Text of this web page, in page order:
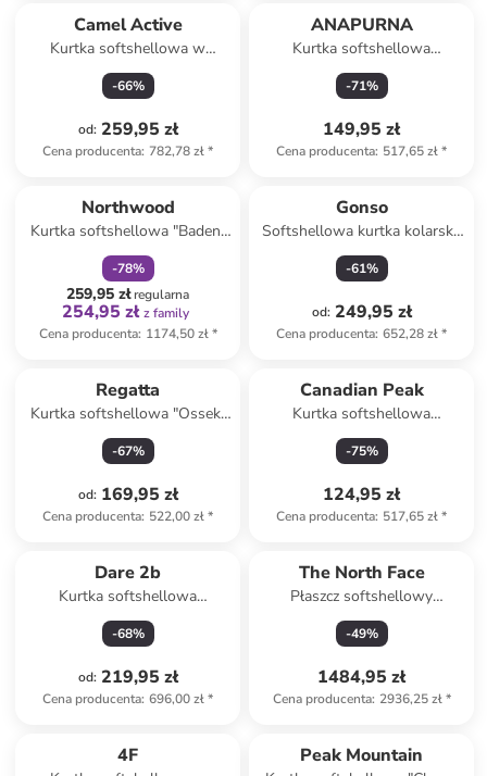
Camel Active
Kurtka softshellowa w
kolorze limonkowym
-66%
od: 259,95 zł
Cena producenta: 782,78 zł*
ANAPURNA
Kurtka softshellowa
"Tamigolorana" w kolorze
beżowym
-71%
149,95 zł
Cena producenta: 517,65 zł*
Northwood
Kurtka softshellowa "Baden"
w kolorze granatowym
-78%
259,95 złregularna
254,95 zł z family
Cena producenta: 1174,50 zł*
Gonso
Softshellowa kurtka kolarska
w kolorze białym
-61%
od: 249,95 zł
Cena producenta: 652,28 zł*
Regatta
Kurtka softshellowa "Ossek"
w kolorze zielonym
-67%
od: 169,95 zł
Cena producenta: 522,00 zł*
Canadian Peak
Kurtka softshellowa
"Tamigoloreak" w kolorze
beżowym
-75%
124,95 zł
Cena producenta: 517,65 zł*
Dare 2b
Kurtka softshellowa
"Mountaineer" w kolorze
pomarańczowo-czarnym
-68%
od: 219,95 zł
Cena producenta: 696,00 zł*
The North Face
Płaszcz softshellowy
"Soukuu" w kolorze czarnym
-49%
1484,95 zł
Cena producenta: 2936,25 zł*
4F Peak Mountain